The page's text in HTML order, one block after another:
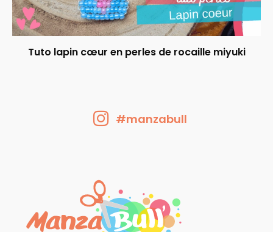
Tuto lapin cœur en perles de rocaille miyuki
#manzabull